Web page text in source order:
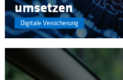
umsetzen
Digitale Versicherung